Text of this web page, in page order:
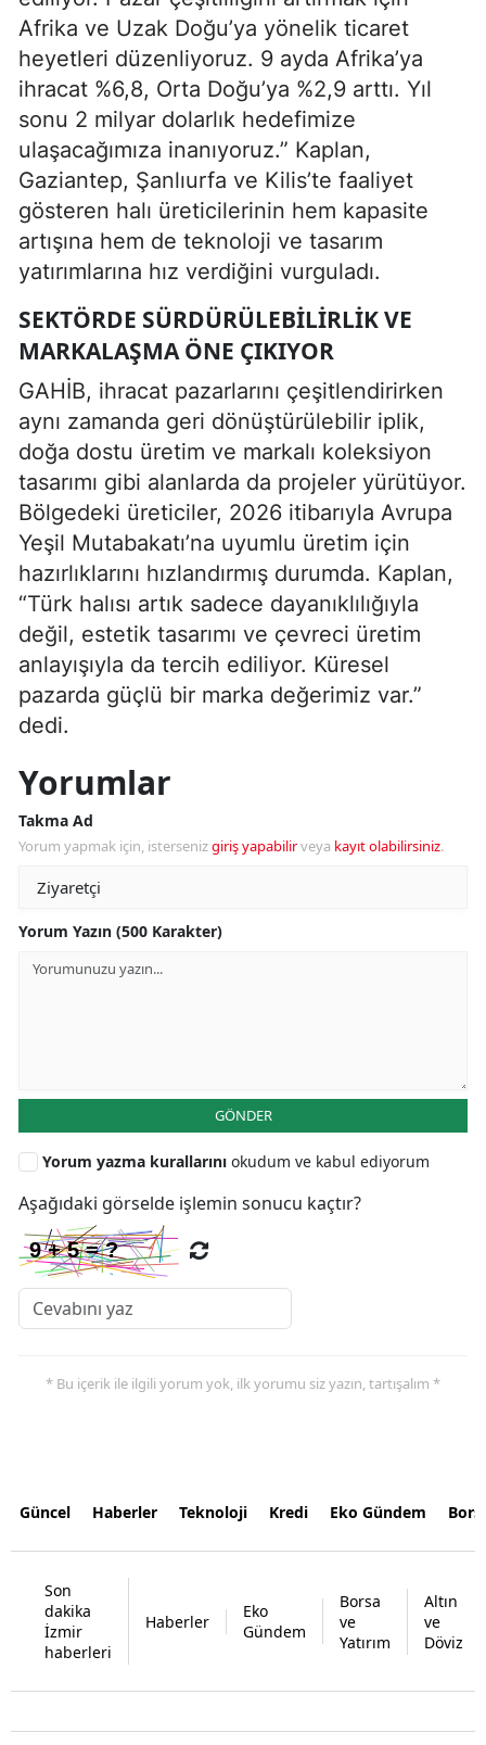
Afrika ve Uzak Doğu’ya yönelik ticaret
heyetleri düzenliyoruz. 9 ayda Afrika’ya
ihracat %6,8, Orta Doğu’ya %2,9 arttı. Yıl
sonu 2 milyar dolarlık hedefimize
ulaşacağımıza inanıyoruz.” Kaplan,
Gaziantep, Şanlıurfa ve Kilis’te faaliyet
gösteren halı üreticilerinin hem kapasite
artışına hem de teknoloji ve tasarım
yatırımlarına hız verdiğini vurguladı.
SEKTÖRDE SÜRDÜRÜLEBILIRLIK VE
MARKALAŞMA ÖNE ÇIKIYOR
GAHİB, ihracat pazarlarını çeşitlendirirken
aynı zamanda geri dönüştürülebilir iplik,
doğa dostu üretim ve markalı koleksiyon
tasarımı gibi alanlarda da projeler yürütüyor.
Bölgedeki üreticiler, 2026 itibarıyla Avrupa
Yeşil Mutabakatı’na uyumlu üretim için
hazırlıklarını hızlandırmış durumda. Kaplan,
“Türk halısı artık sadece dayanıklılığıyla
değil, estetik tasarımı ve çevreci üretim
anlayışıyla da tercih ediliyor. Küresel
pazarda güçlü bir marka değerimiz var.”
dedi.
Yorumlar
Takma Ad
Yorum yapmak için, istersenizgiriş yapabilirveya kayıt olabilirsiniz.
Yorum Yazın (500 Karakter)
GÖNDER
Yorum yazma kurallarını okudum ve kabul ediyorum
Aşağıdaki görselde işlemin sonucu kaçtır?
* Bu içerik ile ilgili yorum yok, ilk yorumu siz yazın, tartışalım *
Güncel Haberler Teknoloji Kredi Eko Gündem
Son
dakika
İzmir
haberleri
Haberler
Eko
Gündem
Borsa
ve
Yatırım
Altın
ve
Döviz